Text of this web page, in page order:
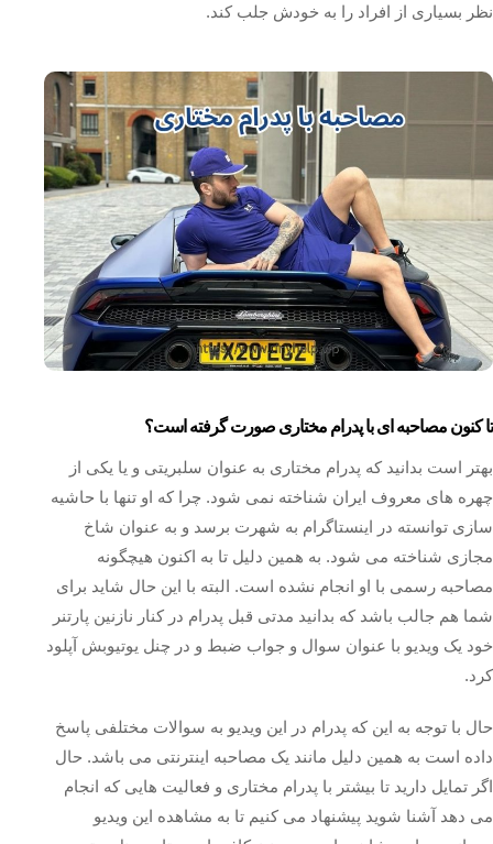
نظر بسیاری از افراد را به خودش جلب کند.
تا کنون مصاحبه ای با پدرام مختاری صورت گرفته است؟
بهتر است بدانید که پدرام مختاری به عنوان سلبریتی و یا یکی از
چهره‌ های معروف ایران شناخته نمی شود. چرا که او تنها با حاشیه
سازی توانسته در اینستاگرام به شهرت برسد و به عنوان شاخ
مجازی شناخته می‌ شود. به همین دلیل تا به اکنون هیچگونه
مصاحبه رسمی با او انجام نشده است. البته با این حال شاید برای
شما هم جالب باشد که بدانید مدتی قبل پدرام در کنار نازنین پارتنر
خود یک ویدیو با عنوان سوال و جواب ضبط و در چنل یوتیوبش آپلود
کرد.
حال با توجه به این که پدرام در این ویدیو به سوالات مختلفی پاسخ
داده است به همین دلیل مانند یک مصاحبه اینترنتی می‌ باشد. حال
اگر تمایل دارید تا بیشتر با پدرام مختاری و فعالیت‌ هایی که انجام
می‌ دهد آشنا شوید پیشنهاد می‌ کنیم تا به مشاهده این ویدیو